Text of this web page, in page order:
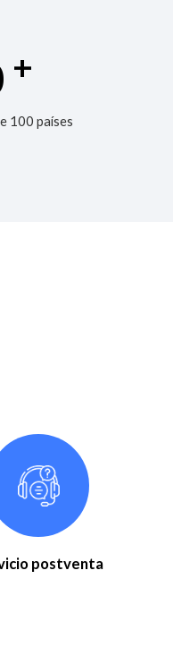
+
100 países
postventa